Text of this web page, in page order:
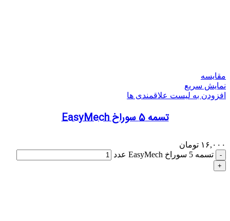
مقایسه
نمایش سریع
افزودن به لیست علاقمندی ها
تسمه 5 سوراخ EasyMech
۱۶,۰۰۰ تومان
تسمه 5 سوراخ EasyMech عدد